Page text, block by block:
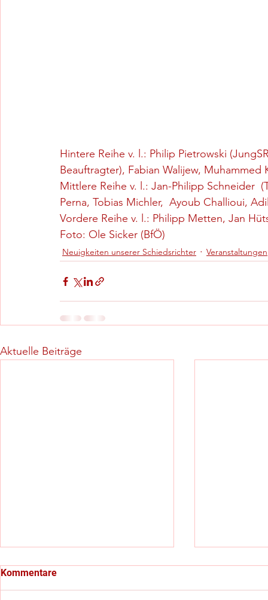
Hintere Reihe v. l.: Philip Pietrowski
Beauftragter), Fabian Walijew, Muhammed
Mittlere Reihe v. l.: Jan-Philipp Schneider
Perna, Tobias Michler,  Ayoub Challioui,
Vordere Reihe v. l.: Philipp Metten, Jan
Foto: Ole Sicker (BfÖ)
Neuigkeiten unserer Schiedsrichter Veranstaltungen
Aktuelle Beiträge
Kommentare